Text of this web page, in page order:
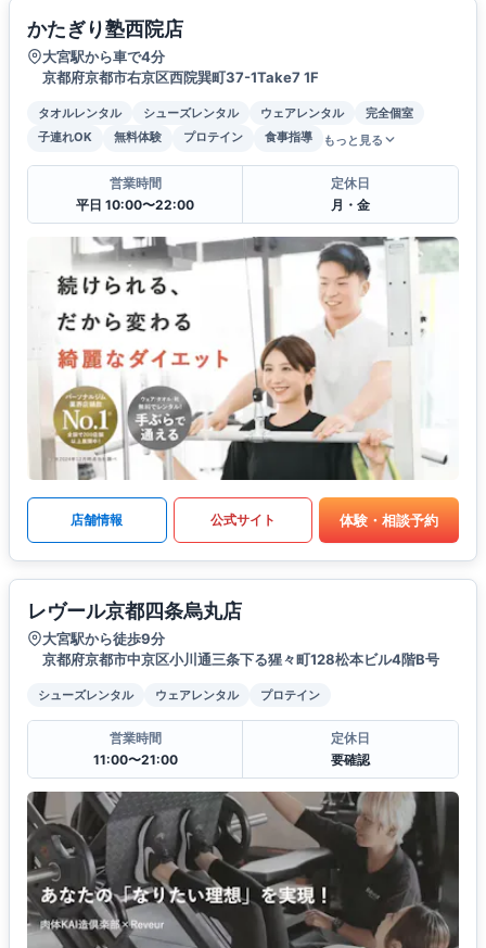
かたぎり塾西院店
大宮駅から車で4分
京都府京都市右京区西院巽町37-1Take7 1F
タオルレンタル シューズレンタル ウェアレンタル
完全個室
子連れOK
無料体験 プロテイン 食事指導 もっと見る
営業時間
平日 10:00〜22:00
定休日
月・金
店舗情報 公式サイト 体験・相談予約
レヴール京都四条烏丸店
大宮駅から徒歩9分
京都府京都市中京区小川通三条下る猩々町128松本ビル4階B号
シューズレンタル ウェアレンタル プロテイン
営業時間
11:00〜21:00
定休日
要確認